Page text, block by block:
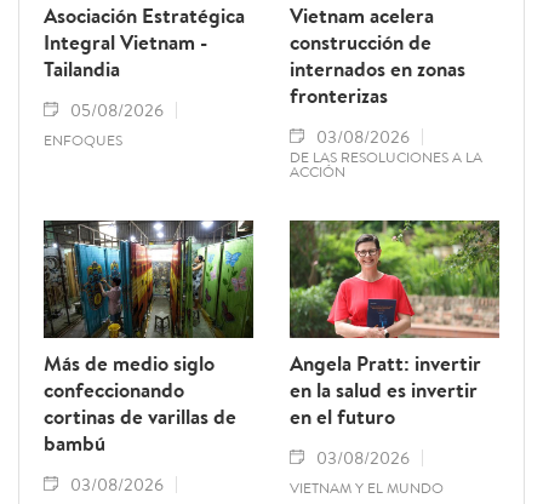
Asociación Estratégica
Integral Vietnam -
Tailandia
05/08/2026
ENFOQUES
Vietnam acelera
construcción de
internados en zonas
fronterizas
03/08/2026
DE LAS RESOLUCIONES A LA
ACCIÓN
Más de medio siglo
confeccionando
cortinas de varillas de
bambú
03/08/2026
Angela Pratt: invertir
en la salud es invertir
en el futuro
03/08/2026
VIETNAM Y EL MUNDO